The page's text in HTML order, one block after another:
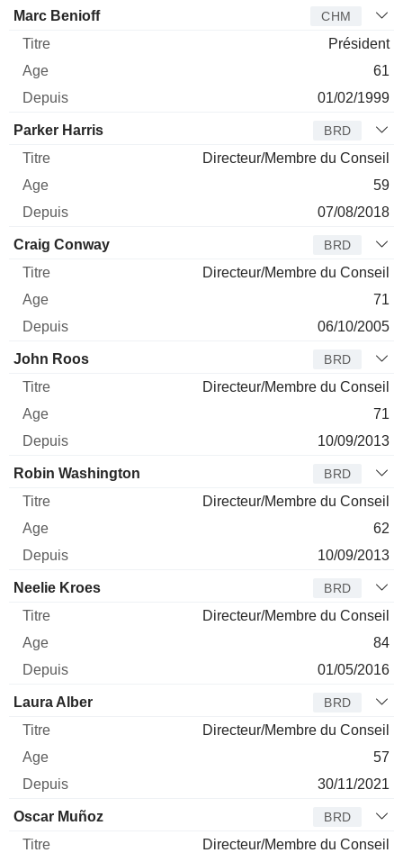
Administrateur
Marc Benioff CHM
Président
61
01/02/1999
Parker Harris BRD
Directeur/Membre du Conseil
59
07/08/2018
Craig Conway BRD
Directeur/Membre du Conseil
71
06/10/2005
John Roos BRD
Directeur/Membre du Conseil
71
10/09/2013
Robin Washington BRD
Directeur/Membre du Conseil
62
10/09/2013
Neelie Kroes BRD
Directeur/Membre du Conseil
84
01/05/2016
Laura Alber BRD
Directeur/Membre du Conseil
57
30/11/2021
Oscar Muñoz BRD
Directeur/Membre du Conseil